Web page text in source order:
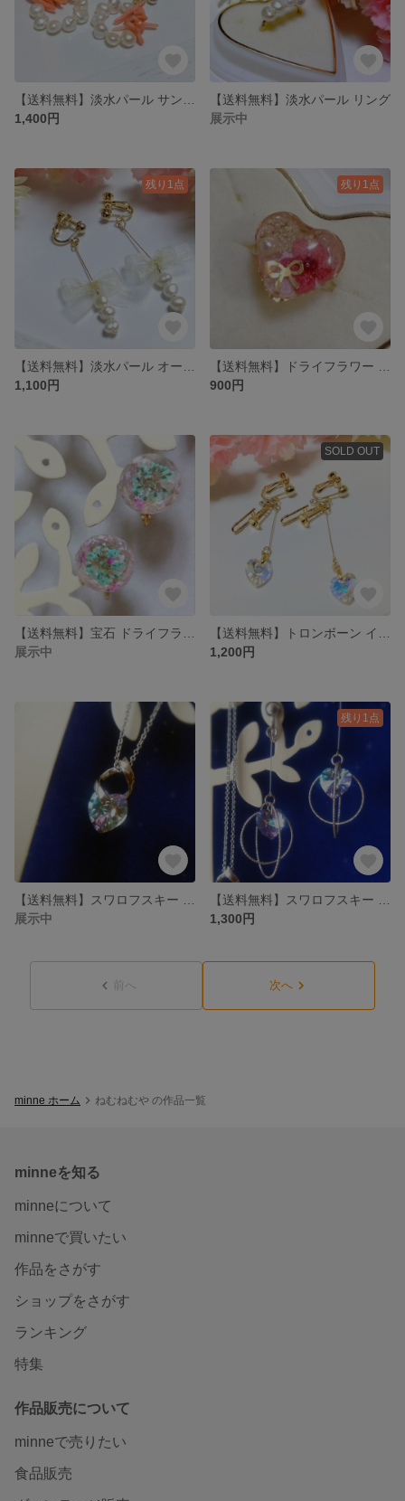
1,400円
【送料無料】淡水パール リング
展示中
残り1点
1,100円
残り1点
900円
展示中
SOLD OUT
1,200円
展示中
残り1点
1,300円
前へ 次へ
minne ホーム ねむねむや の作品一覧
minneを知る
minneについて
minneで買いたい
作品をさがす
ショップをさがす
ランキング
特集
作品販売について
minneで売りたい
食品販売